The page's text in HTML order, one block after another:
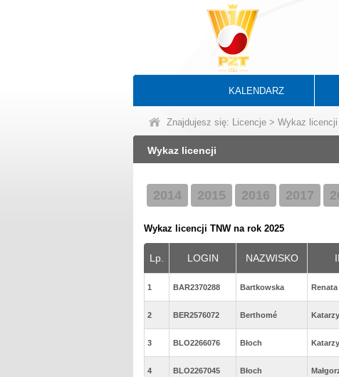
KALENDARZ
Znajdujesz się: Licencje > Wykaz licencji
Wykaz licencji
2014 2015 2016 2017
Wykaz licencji TNW na rok 2025
Lp. LOGIN NAZWISKO
1 BAR2370288 Bartkowska Renata
2 BER2576072 Berthomé
3 BLO2266076 Błoch
4 BLO2267045 Błoch